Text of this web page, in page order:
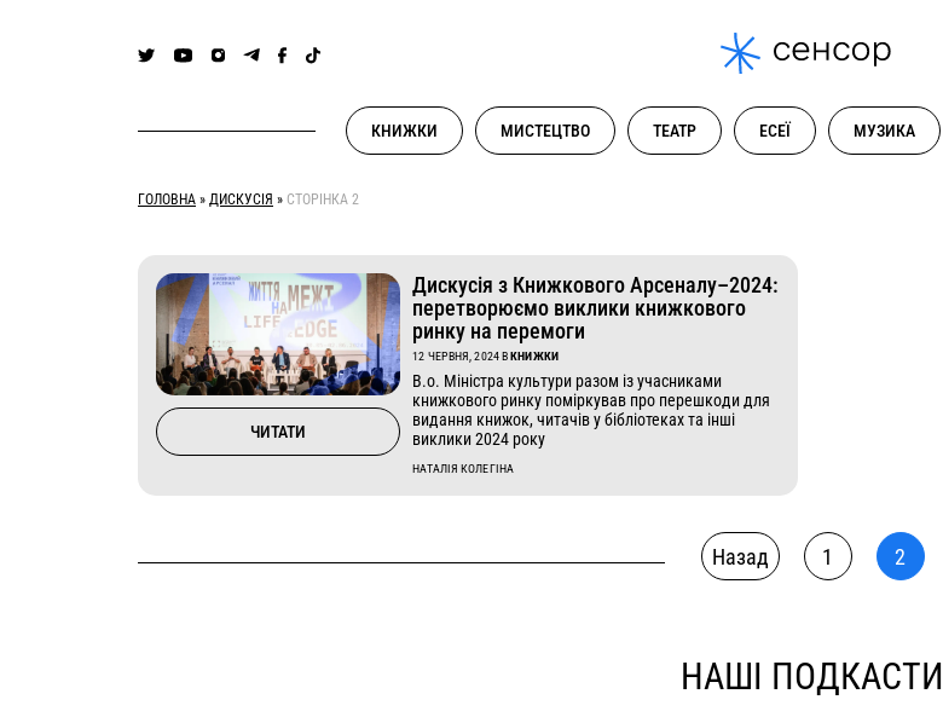
КНИЖКИ МИСТЕЦТВО ТЕАТР ЕСЕЇ МУЗИКА
ГОЛОВНА » ДИСКУСІЯ » СТОРІНКА 2
ЧИТАТИ
Дискусія з Книжкового Арсеналу–2024:
перетворюємо виклики книжкового
ринку на перемоги
12 ЧЕРВНЯ, 2024ВКНИЖКИ
В.о. Міністра культури разом із учасниками
книжкового ринку поміркував про перешкоди для
видання книжок, читачів у бібліотеках та інші
виклики 2024 року
НАТАЛІЯ КОЛЕГІНА
Назад 1 2
НАШІ ПОДКАСТИ